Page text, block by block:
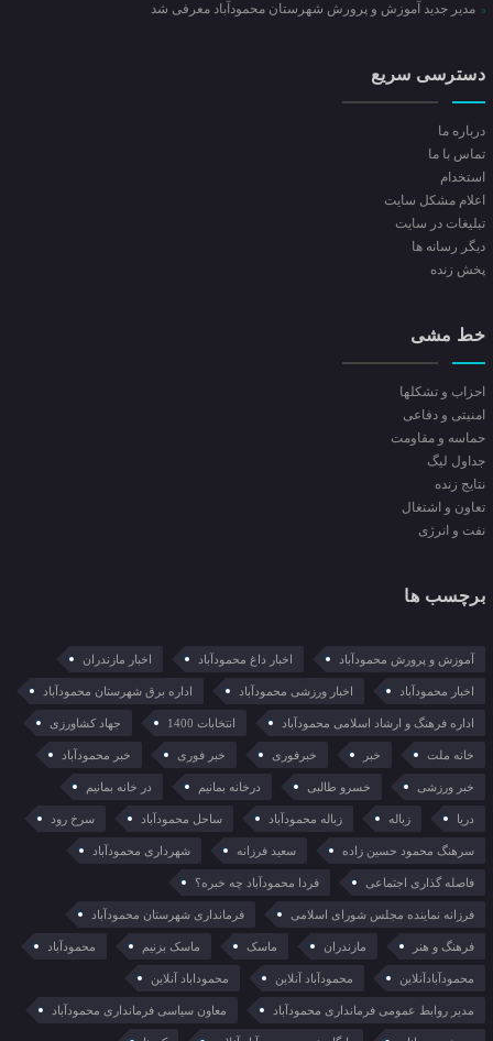
مدیر جدید آموزش و پرورش شهرستان محمودآباد معرفی شد
دسترسی سریع
درباره ما
تماس با ما
استخدام
اعلام مشکل سایت
تبلیغات در سایت
ديگر رسانه ها
پخش زنده
خط مشی
احزاب و تشکلها
امنیتی و دفاعی
حماسه و مقاومت
جداول لیگ
نتایج زنده
تعاون و اشتغال
نفت و انرژی
برچسب ها
آموزش و پرورش محمودآباد اخبار داغ محمودآباد اخبار مازندران
اخبار محمودآباد اخبار ورزشی محمودآباد اداره برق شهرستان محمودآباد
اداره فرهنگ و ارشاد اسلامی محمودآباد انتخابات 1400 جهاد کشاورزی
خانه ملت خبر خبرفوری خبر فوری خبر محمودآباد
خبر ورزشی خسرو طالبی درخانه بمانیم در خانه بمانیم
دریا زباله زباله محمودآباد ساحل محمودآباد سرخ رود
سرهنگ محمود حسین زاده سعید فرزانه شهرداری محمودآباد
فاصله گذاری اجتماعی فردا محمودآباد چه خبره؟
فرزانه نماینده مجلس شورای اسلامی فرمانداری شهرستان محمودآباد
فرهنگ و هنر مازندران ماسک ماسک بزنیم محمودآباد
محمودآبادآنلاین محمودآباد آنلاین محموداباد آنلاین
مدیر روابط عمومی فرمانداری محمودآباد معاون سیاسی فرمانداری محمودآباد